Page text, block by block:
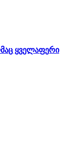
ყველაფერი